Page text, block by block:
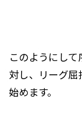
このようにし
対し、リーグ屈
始めます。